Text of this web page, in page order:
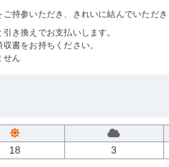
ご持参いただき、きれいに結んでいただ
き換えでお支払いします。
書をお持ちください。
せん
18 3